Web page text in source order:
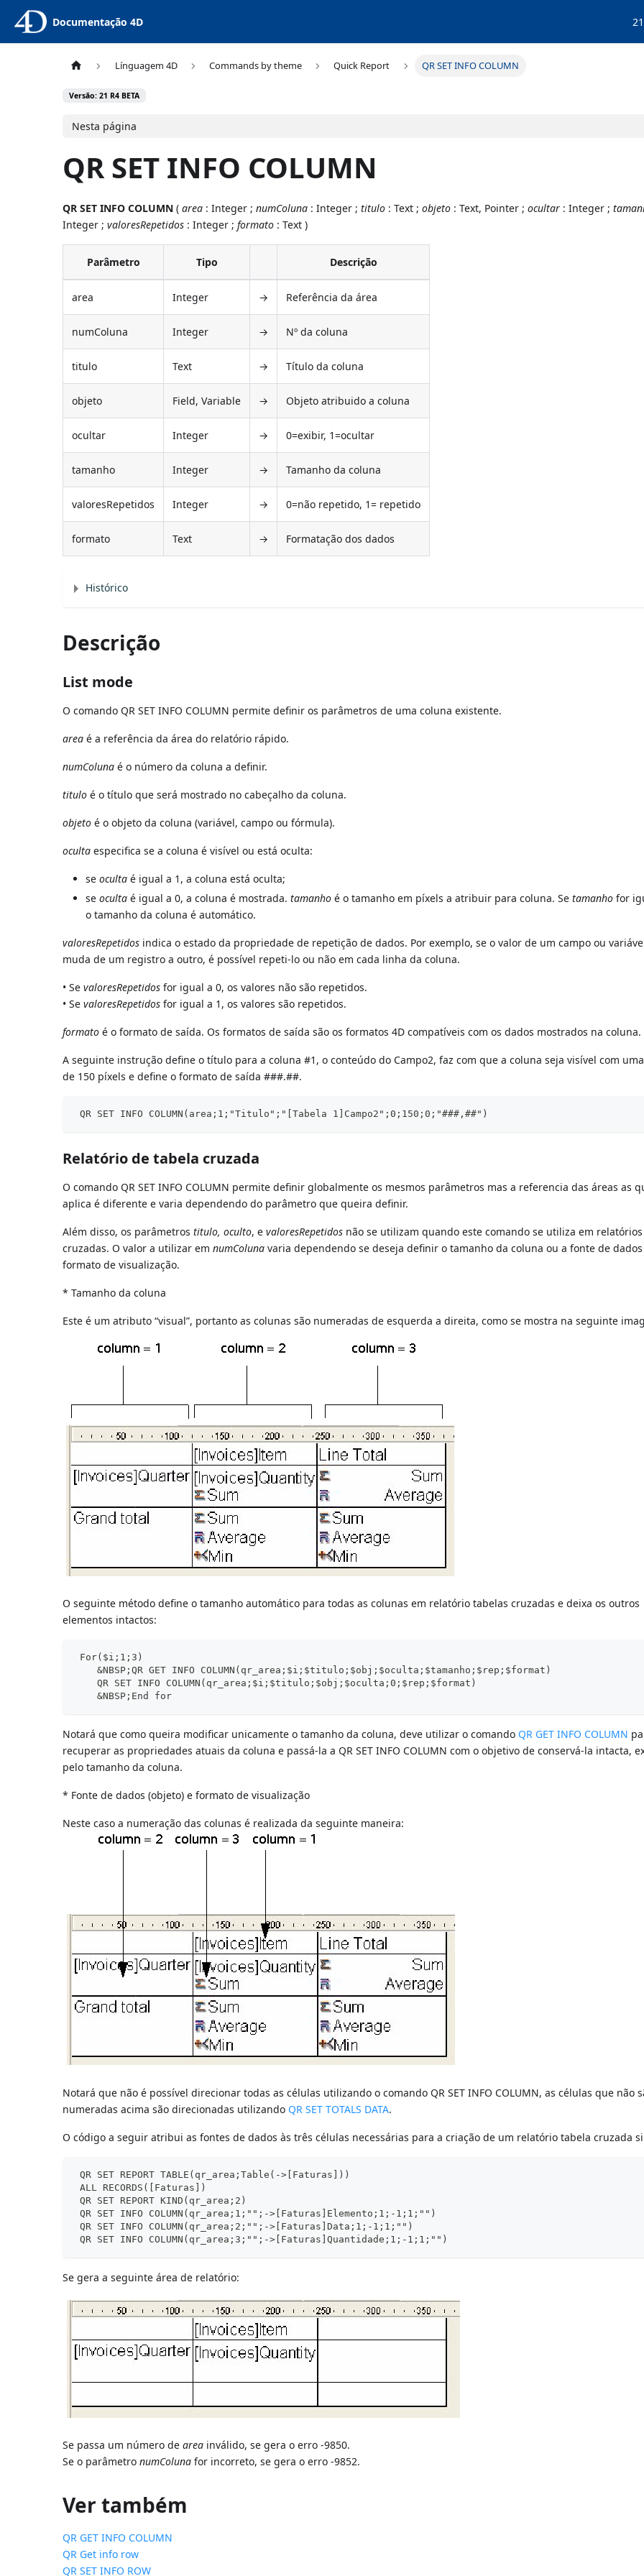
Documentação 4D
Línguagem 4D Commands by theme Quick Report QR SET INFO COLUMN
Versão: 21 R4 BETA
Nesta página
QR SET INFO COLUMN
QR SET INFO COLUMN (area : Integer ;numColuna : Integer ;titulo : Text ;objeto : Text, Pointer ;ocultar : Integer ;
Integer ;valoresRepetidos : Integer ;formato : Text )
Parâmetro Tipo Descrição
area Integer → Referência da área
numColuna Integer → Nº da coluna
titulo Text → Título da coluna
objeto Field, Variable → Objeto atribuido a coluna
ocultar Integer → 0=exibir, 1=ocultar
tamanho Integer → Tamanho da coluna
valoresRepetidos Integer → 0=não repetido, 1= repetido
formato Text → Formatação dos dados
Histórico
Descrição
List mode
O comando QR SET INFO COLUMN permite definir os parâmetros de uma coluna existente.
area é a referência da área do relatório rápido.
numColuna é o número da coluna a definir.
titulo é o título que será mostrado no cabeçalho da coluna.
objeto é o objeto da coluna (variável, campo ou fórmula).
oculta especifica se a coluna é visível ou está oculta:
seoculta é igual a 1, a coluna está oculta;
seoculta é igual a 0, a coluna é mostrada.tamanho é o tamanho em píxels a atribuir para coluna. Setamanho for
o tamanho da coluna é automático.
valoresRepetidos indica o estado da propriedade de repetição de dados. Por exemplo, se o valor de um campo ou
muda de um registro a outro, é possível repeti-lo ou não em cada linha da coluna.
• SevaloresRepetidos for igual a 0, os valores não são repetidos.
• SevaloresRepetidos for igual a 1, os valores são repetidos.
formato é o formato de saída. Os formatos de saída são os formatos 4D compatíveis com os dados mostrados na coluna.
A seguinte instrução define o título para a coluna #1, o conteúdo do Campo2, faz com que a coluna seja visível com
de 150 píxels e define o formato de saída ###.##.
QR SET INFO COLUMN(area;1;"Titulo";"[Tabela 1]Campo2";0;150;0;"###,##")
Relatório de tabela cruzada
O comando QR SET INFO COLUMN permite definir globalmente os mesmos parâmetros mas a referencia das áreas as
aplica é diferente e varia dependendo do parâmetro que queira definir.
Além disso, os parâmetrostitulo, oculto, evaloresRepetidos não se utilizam quando este comando se utiliza em
cruzadas. O valor a utilizar emnumColuna varia dependendo se deseja definir o tamanho da coluna ou a fonte de
formato de visualização.
* Tamanho da coluna
Este é um atributo “visual”, portanto as colunas são numeradas de esquerda a direita, como se mostra na seguinte
O seguinte método define o tamanho automático para todas as colunas em relatório tabelas cruzadas e deixa os outros
elementos intactos:
For($i;1;3)
&NBSP;QR GET INFO COLUMN(qr_area;$i;$titulo;$obj;$oculta;$tamanho;$rep;$format)
QR SET INFO COLUMN(qr_area;$i;$titulo;$obj;$oculta;0;$rep;$format)
&NBSP;End for
Notará que como queira modificar unicamente o tamanho da coluna, deve utilizar o comando QR GET INFO COLUMN
recuperar as propriedades atuais da coluna e passá-la a QR SET INFO COLUMN com o objetivo de conservá-la intacta,
pelo tamanho da coluna.
* Fonte de dados (objeto) e formato de visualização
Neste caso a numeração das colunas é realizada da seguinte maneira:
Notará que não é possível direcionar todas as células utilizando o comando QR SET INFO COLUMN, as células que não
numeradas acima são direcionadas utilizando QR SET TOTALS DATA.
O código a seguir atribui as fontes de dados às três células necessárias para a criação de um relatório tabela cruzada
QR SET REPORT TABLE(qr_area;Table(->[Faturas]))
ALL RECORDS([Faturas])
QR SET REPORT KIND(qr_area;2)
QR SET INFO COLUMN(qr_area;1;"";->[Faturas]Elemento;1;-1;1;"")
QR SET INFO COLUMN(qr_area;2;"";->[Faturas]Data;1;-1;1;"")
QR SET INFO COLUMN(qr_area;3;"";->[Faturas]Quantidade;1;-1;1;"")
Se gera a seguinte área de relatório:
Se passa um número dearea inválido, se gera o erro -9850.
Se o parâmetronumColuna for incorreto, se gera o erro -9852.
Ver também
QR GET INFO COLUMN
QR Get info row
QR SET INFO ROW